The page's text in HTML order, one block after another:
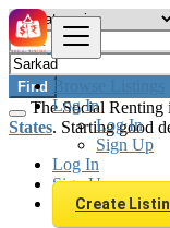
Browse Listings
Log In
Log In
Sign Up
Log In
Sign Up
Create
Find
The Social Renting
States. Starting good